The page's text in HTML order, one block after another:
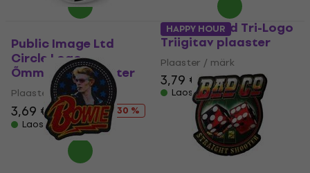
Public Image Ltd
Circle Logo
Õmmeldav plaaster
Plaaster / märk
3,69 €5,29 €
- 30 %
Laos olemas
Def Leppard Tri-Logo
Triigitav plaaster
Plaaster / märk
3,79 €
Laos olemas
HAPPY HOUR